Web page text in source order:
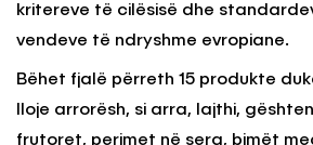
kritereve të cilësisë dhe
vendeve të ndryshme evropiane.
Bëhet fjalë përreth 15 produkte
lloje arrorësh, si arra, lajthi,
frutoret, perimet në sera, bimët